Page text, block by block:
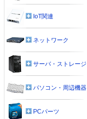
IoT関連
ネットワーク
サーバ・ストレージ
パソコン・周辺機器
PCパーツ